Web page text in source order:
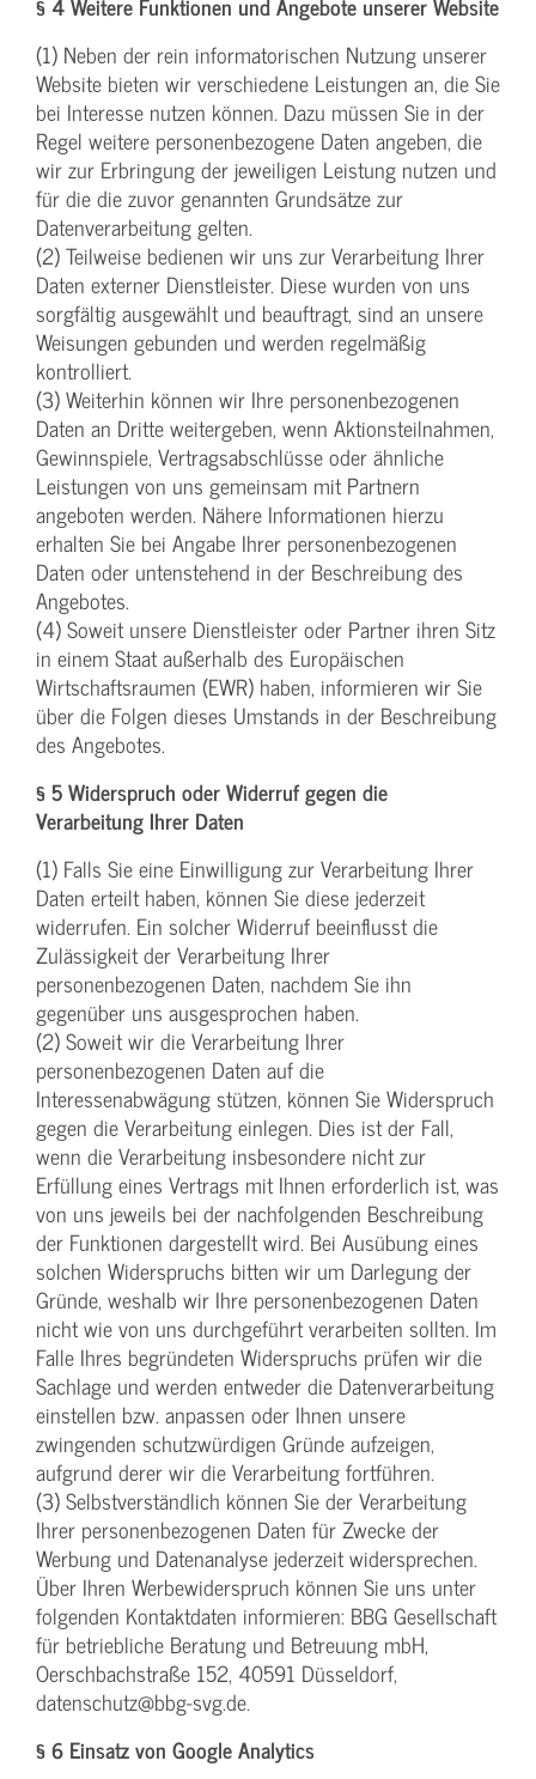
§ 4 Weitere Funktionen und Angebote unserer Website
(1) Neben der rein informatorischen Nutzung unserer
Website bieten wir verschiedene Leistungen an, die Sie
bei Interesse nutzen können. Dazu müssen Sie in der
Regel weitere personenbezogene Daten angeben, die
wir zur Erbringung der jeweiligen Leistung nutzen und
für die die zuvor genannten Grundsätze zur
Datenverarbeitung gelten.
(2) Teilweise bedienen wir uns zur Verarbeitung Ihrer
Daten externer Dienstleister. Diese wurden von uns
sorgfältig ausgewählt und beauftragt, sind an unsere
Weisungen gebunden und werden regelmäßig
kontrolliert.
(3) Weiterhin können wir Ihre personenbezogenen
Daten an Dritte weitergeben, wenn Aktionsteilnahmen,
Gewinnspiele, Vertragsabschlüsse oder ähnliche
Leistungen von uns gemeinsam mit Partnern
angeboten werden. Nähere Informationen hierzu
erhalten Sie bei Angabe Ihrer personenbezogenen
Daten oder untenstehend in der Beschreibung des
Angebotes.
(4) Soweit unsere Dienstleister oder Partner ihren Sitz
in einem Staat außerhalb des Europäischen
Wirtschaftsraumen (EWR) haben, informieren wir Sie
über die Folgen dieses Umstands in der Beschreibung
des Angebotes.
§ 5 Widerspruch oder Widerruf gegen die
Verarbeitung Ihrer Daten
(1) Falls Sie eine Einwilligung zur Verarbeitung Ihrer
Daten erteilt haben, können Sie diese jederzeit
widerrufen. Ein solcher Widerruf beeinflusst die
Zulässigkeit der Verarbeitung Ihrer
personenbezogenen Daten, nachdem Sie ihn
gegenüber uns ausgesprochen haben.
(2) Soweit wir die Verarbeitung Ihrer
personenbezogenen Daten auf die
Interessenabwägung stützen, können Sie Widerspruch
gegen die Verarbeitung einlegen. Dies ist der Fall,
wenn die Verarbeitung insbesondere nicht zur
Erfüllung eines Vertrags mit Ihnen erforderlich ist, was
von uns jeweils bei der nachfolgenden Beschreibung
der Funktionen dargestellt wird. Bei Ausübung eines
solchen Widerspruchs bitten wir um Darlegung der
Gründe, weshalb wir Ihre personenbezogenen Daten
nicht wie von uns durchgeführt verarbeiten sollten. Im
Falle Ihres begründeten Widerspruchs prüfen wir die
Sachlage und werden entweder die Datenverarbeitung
einstellen bzw. anpassen oder Ihnen unsere
zwingenden schutzwürdigen Gründe aufzeigen,
aufgrund derer wir die Verarbeitung fortführen.
(3) Selbstverständlich können Sie der Verarbeitung
Ihrer personenbezogenen Daten für Zwecke der
Werbung und Datenanalyse jederzeit widersprechen.
Über Ihren Werbewiderspruch können Sie uns unter
folgenden Kontaktdaten informieren: BBG Gesellschaft
für betriebliche Beratung und Betreuung mbH,
Oerschbachstraße 152, 40591 Düsseldorf,
datenschutz@bbg-svg.de.
§ 6 Einsatz von Google Analytics